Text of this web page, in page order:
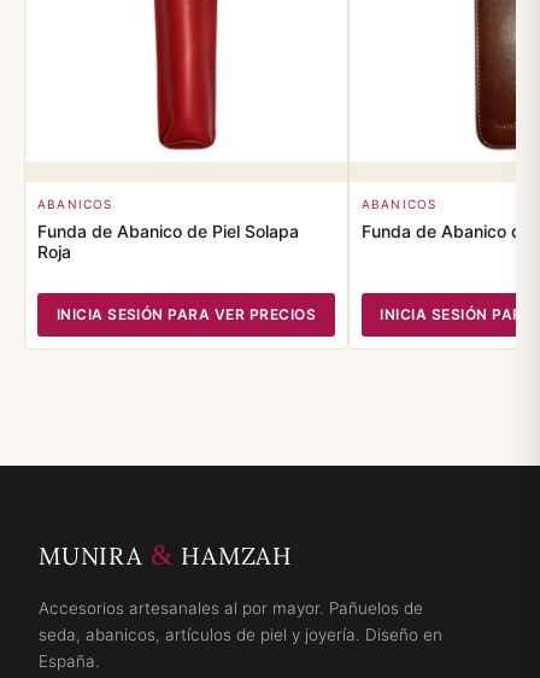
ABANICOS
Funda de Abanico de Piel Solapa
Roja
INICIA SESIÓN PARA VER PRECIOS
ABANICOS
Funda de Abanico de
INICIA SESIÓN PARA
MUNIRA & HAMZAH
Accesorios artesanales al por mayor. Pañuelos de
seda, abanicos, artículos de piel y joyería. Diseño en
España.